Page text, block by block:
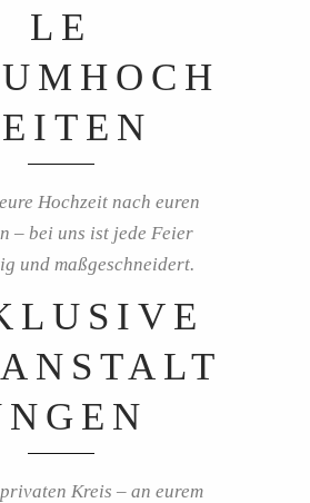
LE
Hochzeit nach euren
– bei uns ist jede Feier
und maßgeschneidert.
Kreis – an eurem